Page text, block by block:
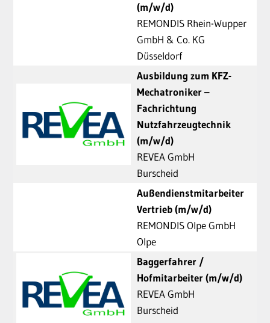
(m/w/d)
REMONDIS Rhein-Wupper
GmbH & Co. KG
Düsseldorf
Ausbildung zum KFZ-
Mechatroniker –
Fachrichtung
Nutzfahrzeugtechnik
(m/w/d)
REVEA GmbH
Burscheid
Außendienstmitarbeiter
Vertrieb (m/w/d)
REMONDIS Olpe GmbH
Olpe
Baggerfahrer /
Hofmitarbeiter (m/w/d)
REVEA GmbH
Burscheid